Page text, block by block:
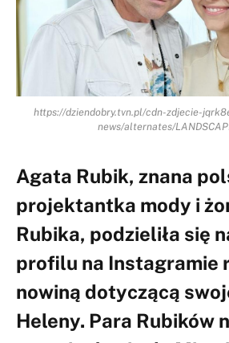
https://dziendobry.tvn.pl/cdn-zdjecie-
news/alternates/
Agata Rubik, znana
projektantka mody i
Rubika, podzieliła się
profilu na Instagramie
nowiną dotyczącą
Heleny. Para Rubików